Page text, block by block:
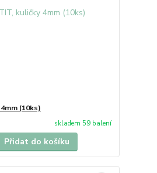
(10ks)
skladem 59 balení
Přidat do košíku